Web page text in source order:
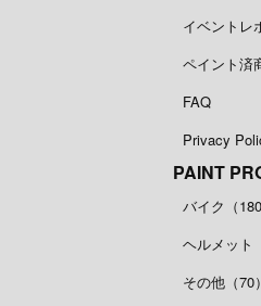
イベントレ
ペイント済
FAQ
Privacy
PAINT
バイク（180
ヘルメット
その他（70）